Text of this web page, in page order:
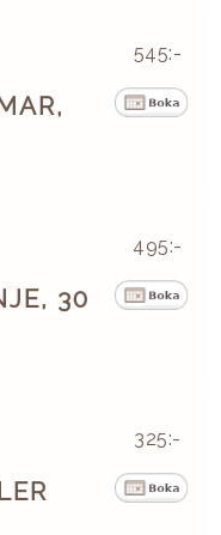
545:-
30
495:-
325:-